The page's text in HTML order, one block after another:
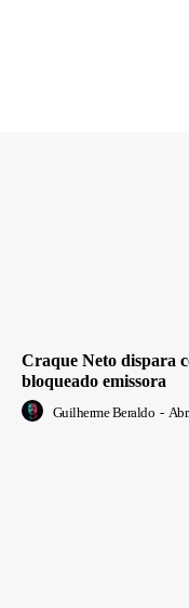
Craque Neto dispara
bloqueado emissora
Guilherme Beraldo -